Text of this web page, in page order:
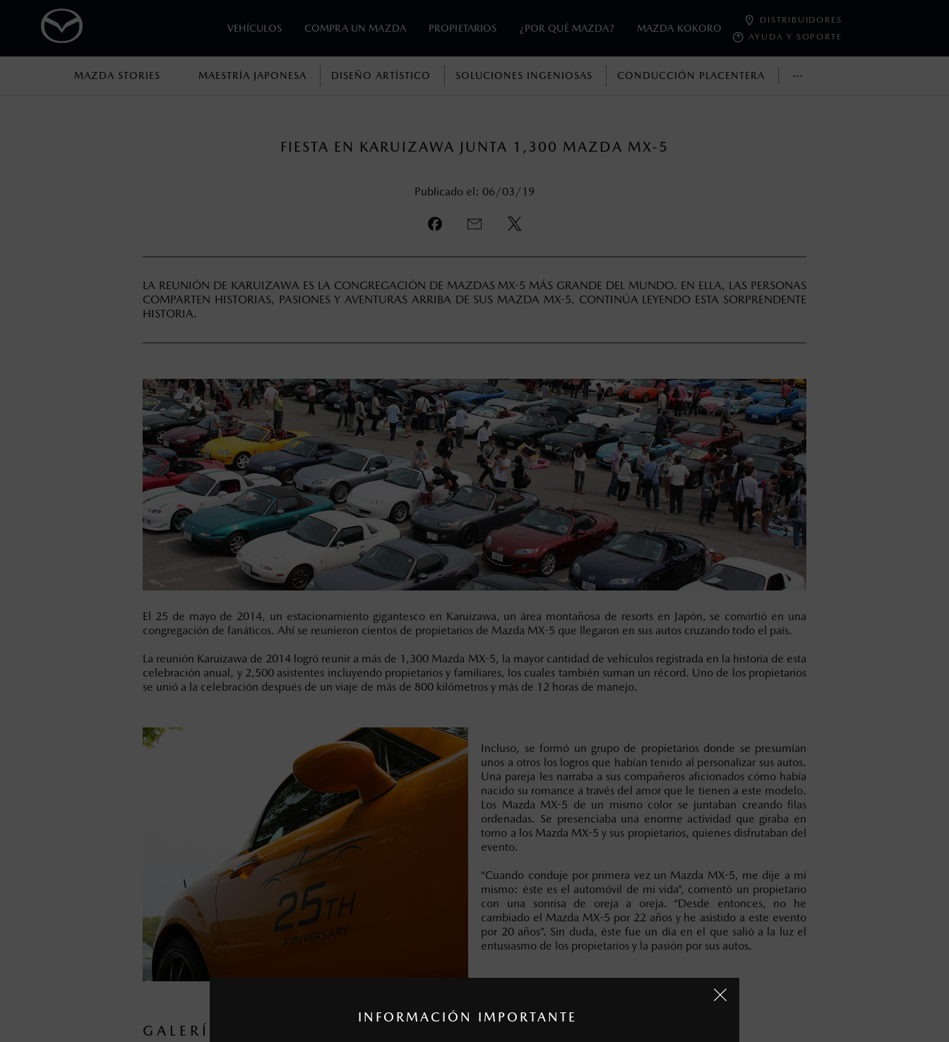
INFORMACIÓN IMPORTANTE
VEHÍCULOS COMPRA UN MAZDA PROPIETARIOS ¿POR QUÉ MAZDA? MAZDA KOKORO
DISTRIBUIDORES
AYUDA Y SOPORTE
MAZDA STORIES MAESTRÍA JAPONESA DISEÑO ARTÍSTICO SOLUCIONES INGENIOSAS CONDUCCIÓN PLACENTERA ···
FIESTA EN KARUIZAWA JUNTA 1,300 MAZDA MX-5
Publicado el: 06/03/19
LA REUNIÓN DE KARUIZAWA ES LA CONGREGACIÓN DE MAZDAS MX-5 MÁS GRANDE DEL MUNDO. EN ELLA, LAS PERSONAS
COMPARTEN HISTORIAS, PASIONES Y AVENTURAS ARRIBA DE SUS MAZDA MX-5. CONTINÚA LEYENDO ESTA SORPRENDENTE
HISTORIA.
El 25 de mayo de 2014, un estacionamiento gigantesco en Karuizawa, un área montañosa de resorts en Japón, se convirtió en una
congregación de fanáticos. Ahí se reunieron cientos de propietarios de Mazda MX-5 que llegaron en sus autos cruzando todo el país.
La reunión Karuizawa de 2014 logró reunir a más de 1,300 Mazda MX-5, la mayor cantidad de vehículos registrada en la historia de esta
celebración anual, y 2,500 asistentes incluyendo propietarios y familiares, los cuales también suman un récord. Uno de los propietarios
se unió a la celebración después de un viaje de más de 800 kilómetros y más de 12 horas de manejo.
Incluso, se formó un grupo de propietarios donde se presumían
unos a otros los logros que habían tenido al personalizar sus autos.
Una pareja les narraba a sus compañeros aficionados cómo había
nacido su romance a través del amor que le tienen a este modelo.
Los Mazda MX-5 de un mismo color se juntaban creando filas
ordenadas. Se presenciaba una enorme actividad que giraba en
torno a los Mazda MX-5 y sus propietarios, quienes disfrutaban del
evento.
“Cuando conduje por primera vez un Mazda MX-5, me dije a mí
mismo: éste es el automóvil de mi vida”, comentó un propietario
con una sonrisa de oreja a oreja. “Desde entonces, no he
cambiado el Mazda MX-5 por 22 años y he asistido a este evento
por 20 años”. Sin duda, éste fue un día en el que salió a la luz el
entusiasmo de los propietarios y la pasión por sus autos.
GALERÍA
modificar las especificaciones y los precios de sus productos, sin aviso previo al consumidor.